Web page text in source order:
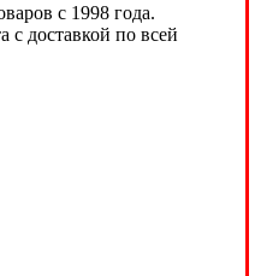
с 1998 года.
с доставкой по всей